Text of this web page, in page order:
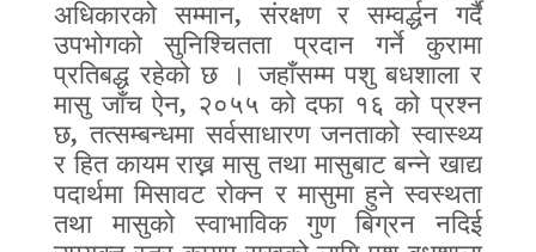
अधिकारको सम्मान,संरक्षण र सम्वर्द्धन गर्दै
उपभोगको सुनिश्चितता प्रदान गर्ने कुरामा
प्रतिबद्ध रहेको छ । जहाँसम्म पशु बधशाला र
मासु जाँच ऐन, २०५५ को दफा १६ को प्रश्न
छ,तत्सम्बन्धमा सर्वसाधारण जनताको स्वास्थ्य
र हित कायम राख्न मासु तथा मासुबाट बन्ने खाद्य
पदार्थमा मिसावट रोक्न र मासुमा हुने स्वस्थता
तथा मासुको स्वाभाविक गुण बिग्रन नदिई